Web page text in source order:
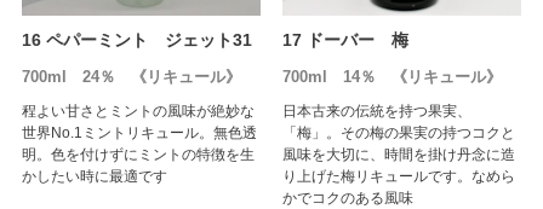
16 ペパーミント ジェット31
700ml 24％ 《リキュール》
程よい甘さとミントの風味が絶妙な
世界No.1ミントリキュール。無色透
明。色を付けずにミントの特徴を生
かしたい時に最適です
17 ドーバー 梅
700ml 14％ 《リキュール》
日本古来の伝統を持つ果実、
「梅」。その梅の果実の持つコクと
風味を大切に、時間を掛け丹念に造
り上げた梅リキュールです。なめら
かでコクのある風味